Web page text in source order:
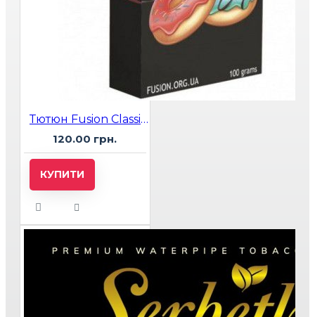
Тютюн Fusion Classic Glaze Donuts (Пінчики в Глазурі) 100 гр
120.00 грн.
КУПИТИ